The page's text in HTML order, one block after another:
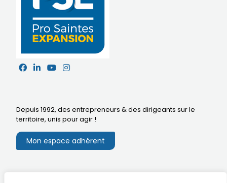
Depuis 1992, des entrepreneurs & des dirigeants sur le
territoire, unis pour agir !
Mon espace adhérent